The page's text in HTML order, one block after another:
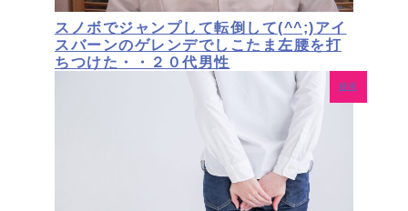
スノボでジャンプして転倒して(^^;)アイ
スバーンのゲレンデでしこたま左腰を打
ちつけた・・２０代男性
腰痛